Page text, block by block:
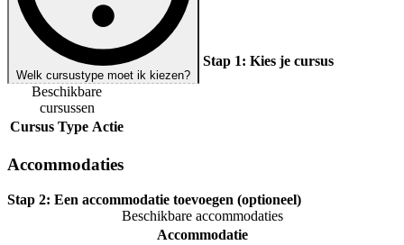
Welk cursustype moet ik kiezen?
Stap 1: Kies je cursus
Beschikbare
cursussen
Cursus Type Actie
Accommodaties
Stap 2: Een accommodatie toevoegen (optioneel)
Beschikbare accommodaties
Accommodatie